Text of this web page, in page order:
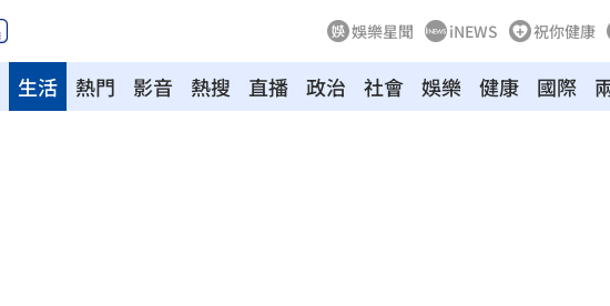
娛樂星聞 iNEWS 祝你健康
熱門 影音 熱搜 直播 政治 社會 娛樂
生活 健康 國際